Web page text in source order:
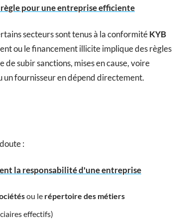
pour une entreprise efficiente
secteurs sont tenus à la conformitéKYB
ou le financement illicite implique des règles
subir sanctions, mises en cause, voire
un fournisseur en dépend directement.
:
la responsabilité d'une entreprise
ou le répertoire des métiers
effectifs)